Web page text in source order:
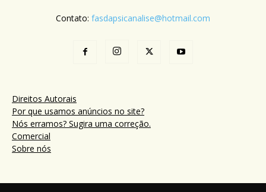
Contato: fasdapsicanalise@hotmail.com
Direitos Autorais
Por que usamos anúncios no site?
Nós erramos? Sugira uma correção.
Comercial
Sobre nós